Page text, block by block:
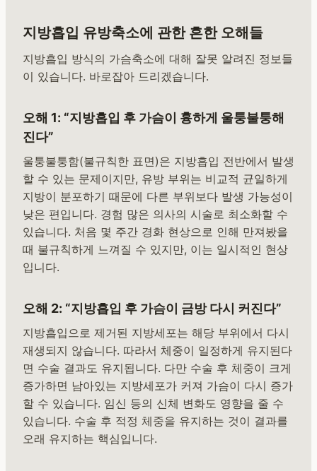
지방흡입 유방축소에 관한 흔한 오해들
지방흡입 방식의 가슴축소에 대해 잘못 알려진 정보들
이 있습니다. 바로잡아 드리겠습니다.
오해 1: “지방흡입 후 가슴이 흉하게 울퉁불퉁해
진다”
울퉁불퉁함(불규칙한 표면)은 지방흡입 전반에서 발생
할 수 있는 문제이지만, 유방 부위는 비교적 균일하게
지방이 분포하기 때문에 다른 부위보다 발생 가능성이
낮은 편입니다. 경험 많은 의사의 시술로 최소화할 수
있습니다. 처음 몇 주간 경화 현상으로 인해 만져봤을
때 불규칙하게 느껴질 수 있지만, 이는 일시적인 현상
입니다.
오해 2: “지방흡입 후 가슴이 금방 다시 커진다”
지방흡입으로 제거된 지방세포는 해당 부위에서 다시
재생되지 않습니다. 따라서 체중이 일정하게 유지된다
면 수술 결과도 유지됩니다. 다만 수술 후 체중이 크게
증가하면 남아있는 지방세포가 커져 가슴이 다시 증가
할 수 있습니다. 임신 등의 신체 변화도 영향을 줄 수
있습니다. 수술 후 적정 체중을 유지하는 것이 결과를
오래 유지하는 핵심입니다.